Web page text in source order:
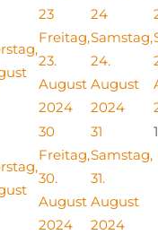
23
Freitag,
23.
August
2024
24
Samstag,
24.
August
2024
30
Freitag,
30.
August
2024
31
Samstag,
31.
August
2024
1